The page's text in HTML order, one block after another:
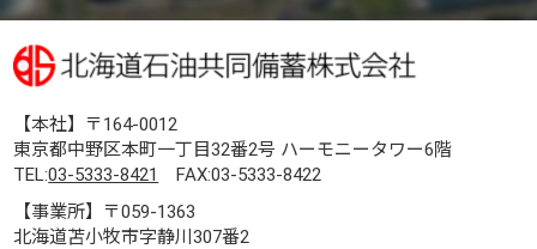
【本社】〒164-0012
東京都中野区本町一丁目32番2号 ハーモニータワー6階
TEL:03-5333-8421
FAX:03-5333-8422
【事業所】〒059-1363
北海道苫小牧市字静川307番2